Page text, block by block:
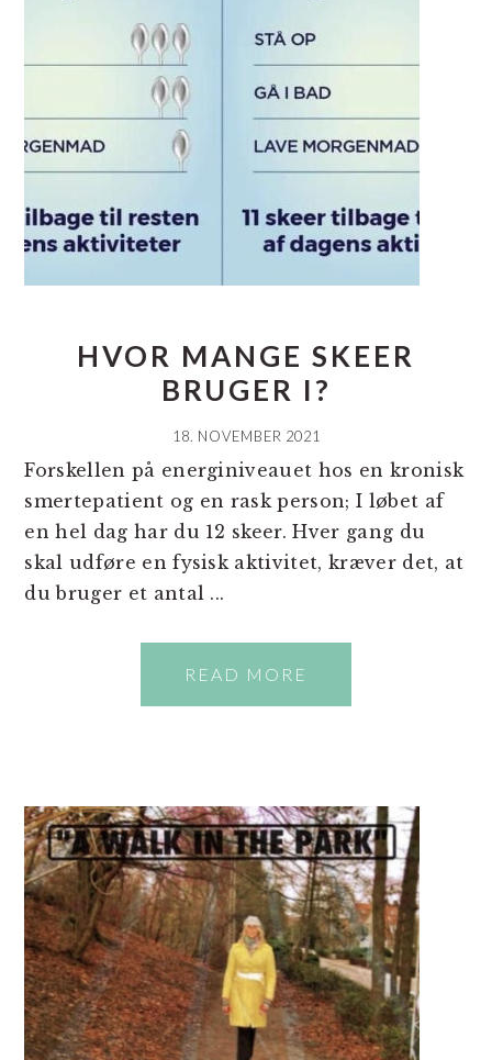
HVOR MANGE SKEER
BRUGER I?
18. NOVEMBER 2021
Forskellen på energiniveauet hos en kronisk
smertepatient og en rask person; I løbet af
en hel dag har du 12 skeer. Hver gang du
skal udføre en fysisk aktivitet, kræver det, at
du bruger et antal ...
READ MORE